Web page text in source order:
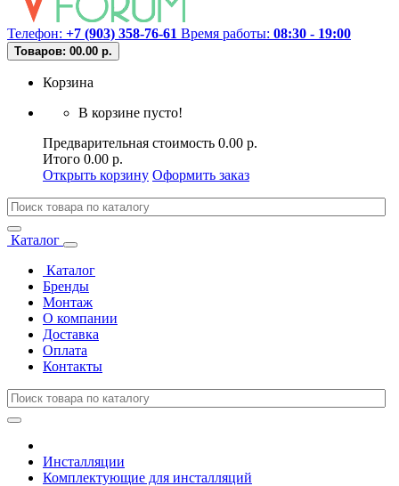
Телефон: +7 (903) 358-76-61 Время работы: 08:30 - 19:00
Товаров: 00.00 р.
Корзина
В корзине пусто!
Предварительная стоимость 0.00 р.
Итого 0.00 р.
Открыть корзину Оформить заказ
Каталог
Каталог
Бренды
Монтаж
О компании
Доставка
Оплата
Контакты
Инсталляции
Комплектующие для инсталляций